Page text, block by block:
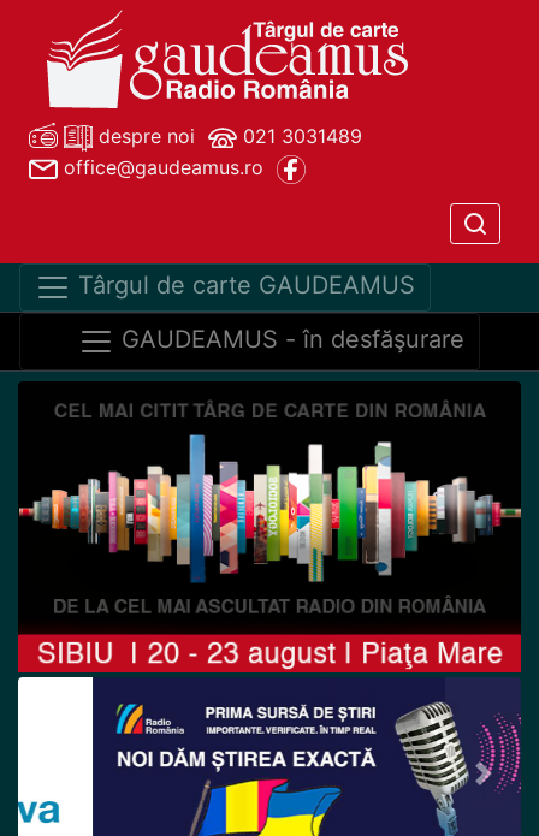
despre noi
021 3031489
office@gaudeamus.ro
Târgul de carte GAUDEAMUS
GAUDEAMUS - în desfăşurare
Next